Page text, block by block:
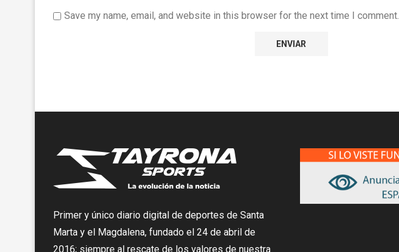
Save my name, email, and website in this browser for the next time I comment.
Primer y único diario digital de deportes de Santa
Marta y el Magdalena, fundado el 24 de abril de
2016; siempre al rescate de los valores de nuestra